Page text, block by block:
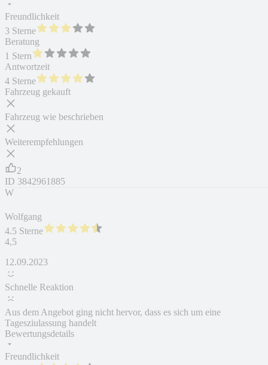
Freundlichkeit
3 Sterne
Beratung
1 Stern
Antwortzeit
4 Sterne
Fahrzeug gekauft
Fahrzeug wie beschrieben
Weiterempfehlungen
2
ID 3842961885
W
Wolfgang
4.5 Sterne
4,5
12.09.2023
Schnelle Reaktion
Aus dem Angebot ging nicht hervor, dass es sich um eine
Tagesziulassung handelt
Bewertungsdetails
Freundlichkeit